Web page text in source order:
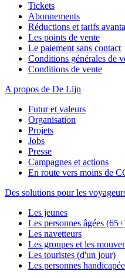
Tickets
Abonnements
Réductions et tarifs
Les points de vente
Le paiement sans contact
Conditions générales de
Conditions de vente
A propos de De Lijn
Futur et valeurs
Organisation
Projets
Jobs
Presse
Campagnes et actions
En route vers moins de
Des solutions pour les
Les jeunes
Les personnes âgées
Les navetteurs
Les groupes et les
Les touristes (d'un jour)
Les personnes